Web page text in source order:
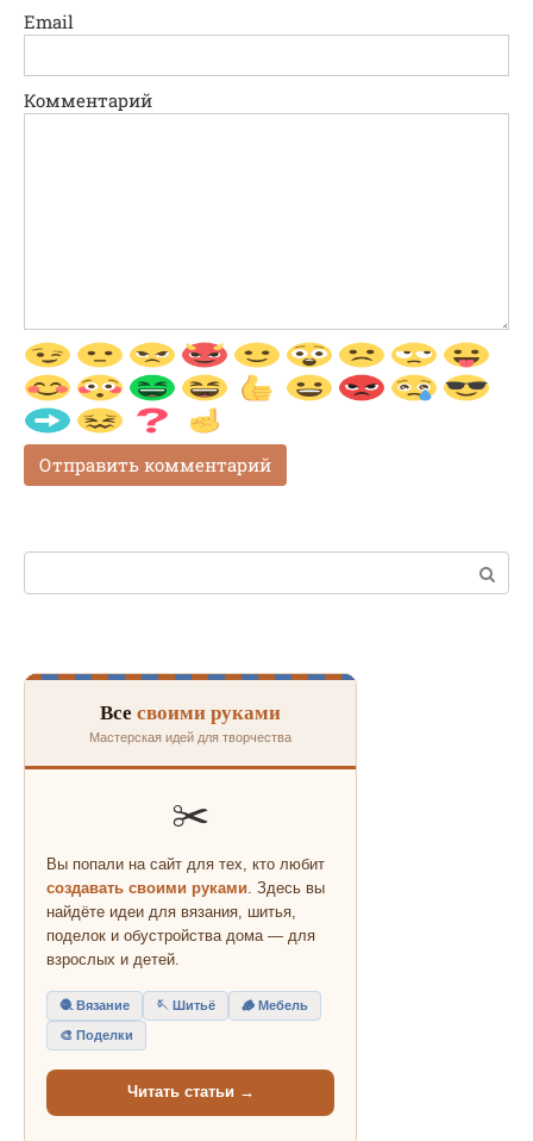
Email
Комментарий
Поиск:
Все своими руками
Мастерская идей для творчества
✂️
Вы попали на сайт для тех, кто любит
создавать своими руками. Здесь вы
найдёте идеи для вязания, шитья,
поделок и обустройства дома — для
взрослых и детей.
🧶 Вязание 🪡 Шитьё 🪵 Мебель
🎨 Поделки
Читать статьи →